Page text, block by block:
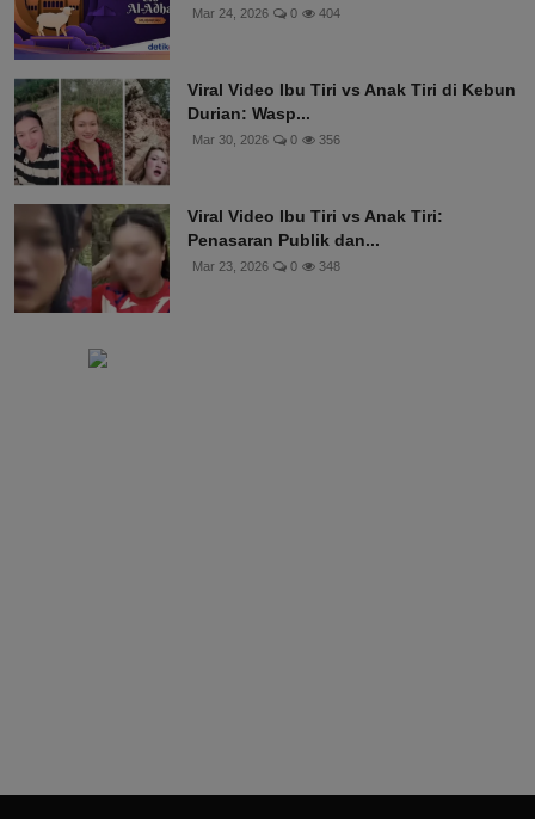
Mar 24, 2026 0 404
Viral Video Ibu Tiri vs Anak Tiri di Kebun
Durian: Wasp...
Mar 30, 2026 0 356
Viral Video Ibu Tiri vs Anak Tiri:
Penasaran Publik dan...
Mar 23, 2026 0 348